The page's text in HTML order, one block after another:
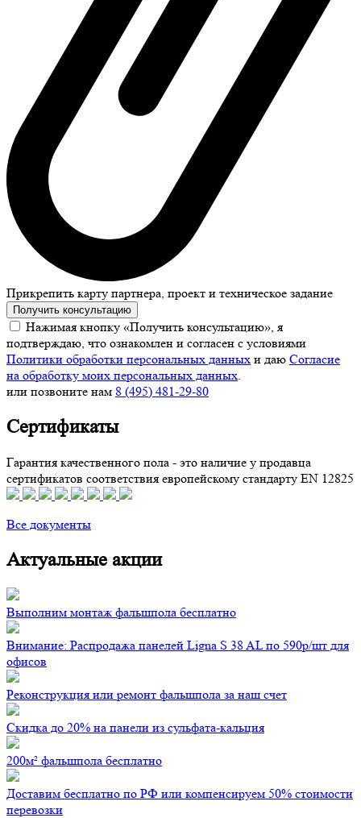
Прикрепить карту партнера, проект и техническое задание
Получить консультацию
Нажимая кнопку «Получить консультацию», я
подтверждаю, что ознакомлен и согласен с условиями
Политики обработки персональных данных и даю Согласие
на обработку моих персональных данных.
или позвоните нам 8 (495) 481-29-80
Сертификаты
Гарантия качественного пола - это наличие у продавца
сертификатов соответствия европейскому стандарту EN 12825
Все документы
Актуальные акции
Выполним монтаж фальшпола бесплатно
Внимание: Распродажа панелей Ligna S 38 AL по 590р/шт для
офисов
Реконструкция или ремонт фальшпола за наш счет
Скидка до 20% на панели из сульфата-кальция
200м² фальшпола бесплатно
Доставим бесплатно по РФ или компенсируем 50% стоимости
перевозки